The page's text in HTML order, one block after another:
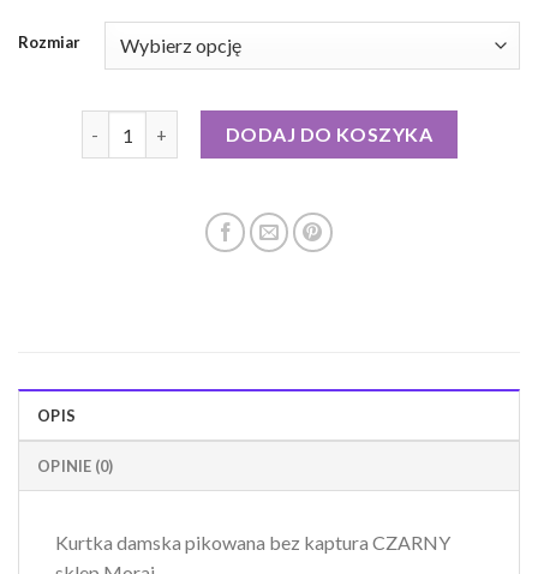
Rozmiar
DODAJ DO KOSZYKA
OPIS
OPINIE (0)
Kurtka damska pikowana bez kaptura CZARNY